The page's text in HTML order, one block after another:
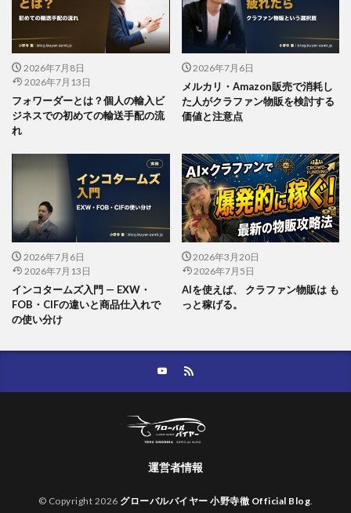
2026年7月8日
2026年7月13日
フォワーダーとは？個人の輸入ビ
ジネスでの初めての輸送手配の流
れ
2026年7月6日
メルカリ・Amazon販売で消耗し
た人がクラファン物販を検討する
価値と注意点
2026年7月6日
2026年7月13日
インコタームズ入門 — EXW・
FOB・CIFの違いと商品仕入れで
の使い分け
2026年3月20日
2026年7月5日
AIを使えば、 クラファン物販は も
っと稼げる。
運営者情報
© Copyright 2026 グローバルバイヤー 小野寺徹 Official Blog